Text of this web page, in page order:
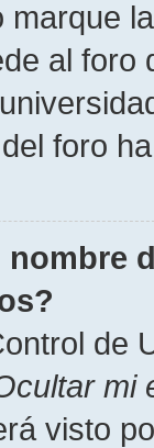
al foro
foro
de
mi
visto